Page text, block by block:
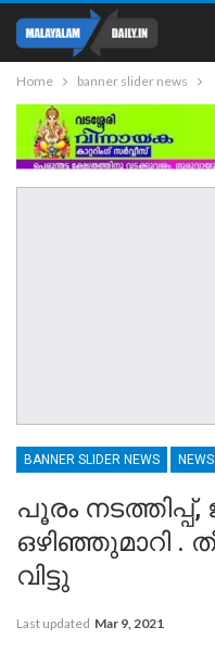
Home banner slider news
BANNER SLIDER NEWS NEWS
പൂരം
ഒഴിഞ്ഞുമാറി .
വിട്ടു
Last updated Mar 9, 2021